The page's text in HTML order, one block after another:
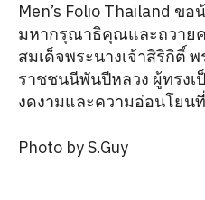
Men’s Folio Thailand ข
มหากรุณาธิคุณและถวาย
สมเด็จพระนางเจ้าสิริกิติ์
ราชชนนีพันปีหลวง ผู้ทรง
งดงามและความอ่อนโยน
Photo by S.Guy